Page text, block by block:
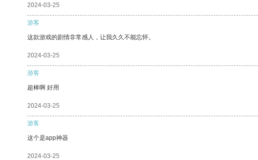
2024-03-25
游客
这款游戏的剧情非常感人，让我久久不能忘怀。
2024-03-25
游客
超棒啊 好用
2024-03-25
游客
这个是app神器
2024-03-25